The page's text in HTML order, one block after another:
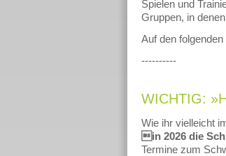
Spielen und
Gruppen, in
Auf den
----------
WICHTIG:
Wie ihr vielleicht
in 2026 die
Termine zum